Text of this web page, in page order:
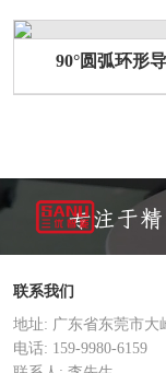
90°圆弧环形
联系我们
地址: 广东省东莞市大
电话: 159-9980-6159